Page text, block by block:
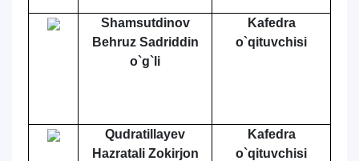
Shamsutdinov
Behruz Sadriddin
o`g`li
Kafedra
o`qituvchisi
Qudratillayev
Hazratali Zokirjon
Kafedra
o`qituvchisi